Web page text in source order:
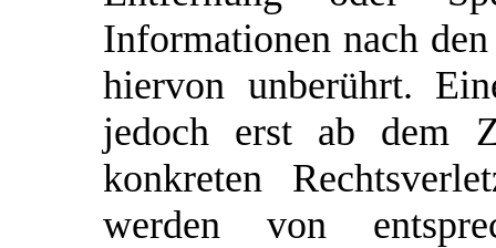
Informationen nach
hiervon unberührt.
jedoch erst ab dem
konkreten
werden von